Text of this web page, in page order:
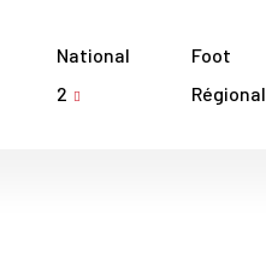
National
2
Foot
Régional